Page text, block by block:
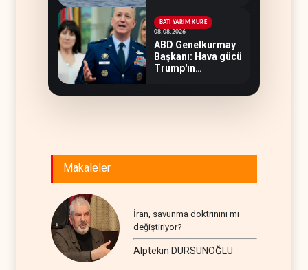
BATI YARIM KÜRE
08.08.2026
ABD Genelkurmay
Başkanı: Hava gücü
Trump'ın
Makaleler
İran, savunma doktrinini mi
değiştiriyor?
Alptekin DURSUNOĞLU